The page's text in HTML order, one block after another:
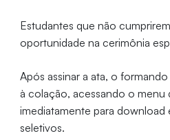
Estudantes que não
oportunidade na cerimônia
Após assinar a ata, o
à colação, acessando o
imediatamente para
seletivos.